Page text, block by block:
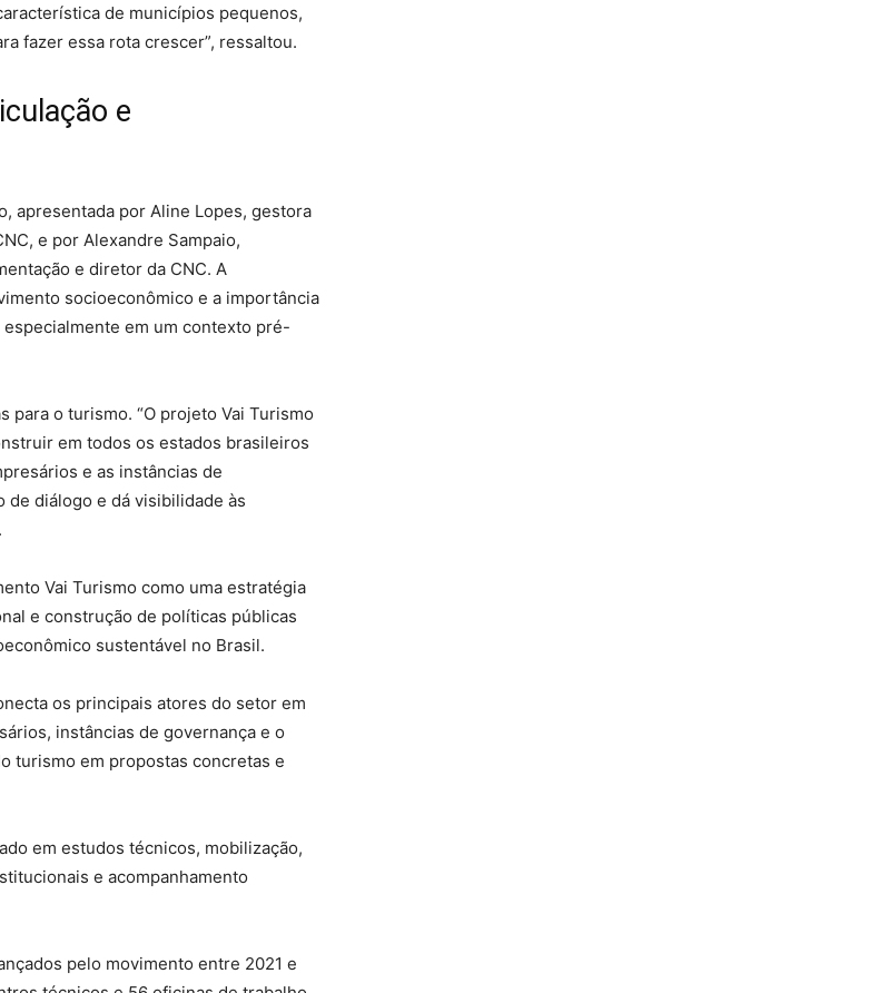
de municípios pequenos,
fazer essa rota crescer”, ressaltou.
e
apresentada por Aline Lopes, gestora
e por Alexandre Sampaio,
e diretor da CNC. A
socioeconômico e a importância
em um contexto pré-
o turismo. “O projeto Vai Turismo
em todos os estados brasileiros
e as instâncias de
de diálogo e dá visibilidade às
Vai Turismo como uma estratégia
e construção de políticas públicas
sustentável no Brasil.
os principais atores do setor em
instâncias de governança e o
turismo em propostas concretas e
em estudos técnicos, mobilização,
e acompanhamento
pelo movimento entre 2021 e